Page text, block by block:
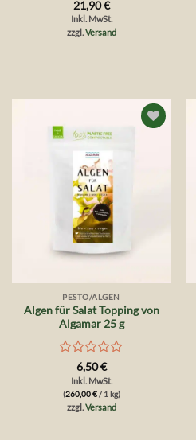
Bewertet
mit
21,90€
Inkl. MwSt.
zzgl.Versand
PESTO/ALGEN
Algen für Salat Topping von
Algamar 25 g
Bewertet
mit
0
von
6,50€
Inkl. MwSt.
(260,00€/ 1 kg)
zzgl.Versand